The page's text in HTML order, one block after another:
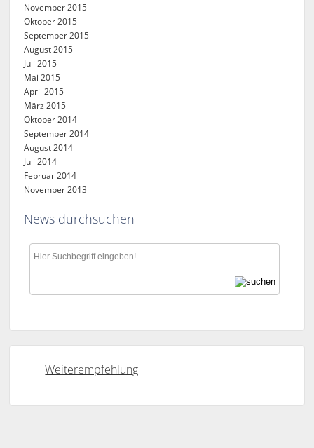
November 2015
Oktober 2015
September 2015
August 2015
Juli 2015
Mai 2015
April 2015
März 2015
Oktober 2014
September 2014
August 2014
Juli 2014
Februar 2014
November 2013
News durchsuchen
Weiterempfehlung